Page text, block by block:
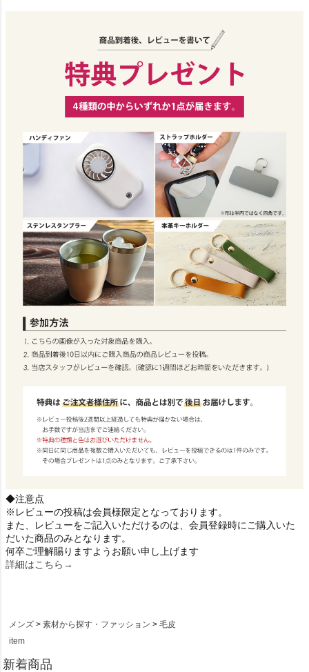
◆注意点
※レビューの投稿は会員様限定となっております。
また、レビューをご記入いただけるのは、会員登録時にご購入いた
だいた商品のみとなります。
何卒ご理解賜りますようお願い申し上げます
詳細はこちら→
メンズ 素材から探す・ファッション
毛皮
item
新着商品